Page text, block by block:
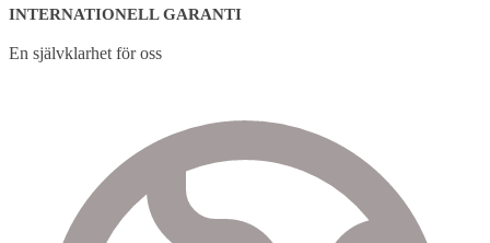
INTERNATIONELL GARANTI
En självklarhet för oss